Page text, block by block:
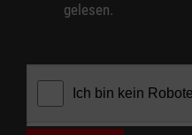
gelesen.